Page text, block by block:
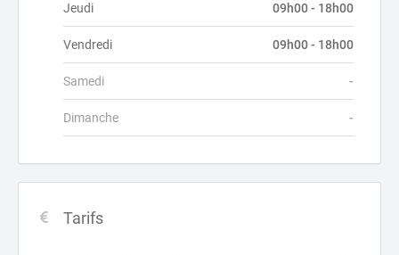
Jeudi 09h00 - 18h00
Vendredi 09h00 - 18h00
Samedi -
Dimanche -
Tarifs